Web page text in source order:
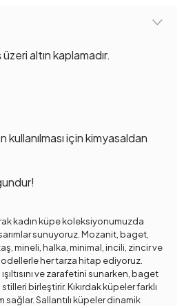
altın kaplamadır.
kullanılması için kimyasaldan
kadın küpe koleksiyonumuzda
sunuyoruz. Mozanit, baget,
mineli, halka, minimal, incili, zincir ve
her tarza hitap ediyoruz.
ve zarafetini sunarken, baget
birleştirir. Kıkırdak küpeler farklı
Sallantılı küpeler dinamik